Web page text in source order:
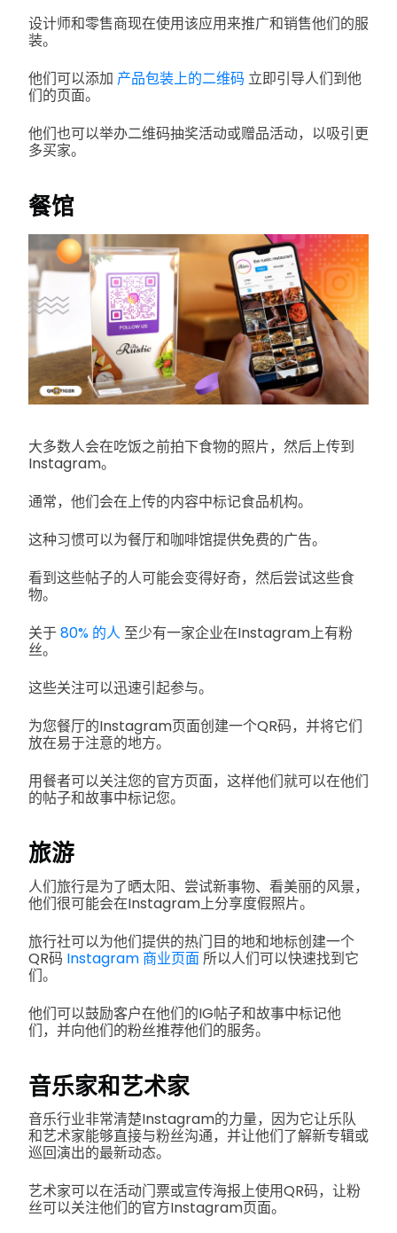
设计师和零售商现在使用该应用来推广和销售他们的服
装。
他们可以添加 产品包装上的二维码 立即引导人们到他
们的页面。
他们也可以举办二维码抽奖活动或赠品活动，以吸引更
多买家。
餐馆
大多数人会在吃饭之前拍下食物的照片，然后上传到
Instagram。
通常，他们会在上传的内容中标记食品机构。
这种习惯可以为餐厅和咖啡馆提供免费的广告。
看到这些帖子的人可能会变得好奇，然后尝试这些食
物。
关于80% 的人 至少有一家企业在Instagram上有粉
丝。
这些关注可以迅速引起参与。
为您餐厅的Instagram页面创建一个QR码，并将它们
放在易于注意的地方。
用餐者可以关注您的官方页面，这样他们就可以在他们
的帖子和故事中标记您。
旅游
人们旅行是为了晒太阳、尝试新事物、看美丽的风景，
他们很可能会在Instagram上分享度假照片。
旅行社可以为他们提供的热门目的地和地标创建一个
QR码 Instagram 商业页面所以人们可以快速找到它
们。
他们可以鼓励客户在他们的IG帖子和故事中标记他
们，并向他们的粉丝推荐他们的服务。
音乐家和艺术家
音乐行业非常清楚Instagram的力量，因为它让乐队
和艺术家能够直接与粉丝沟通，并让他们了解新专辑或
巡回演出的最新动态。
艺术家可以在活动门票或宣传海报上使用QR码，让粉
丝可以关注他们的官方Instagram页面。